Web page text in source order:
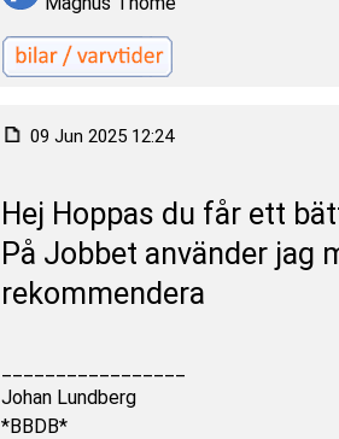
09 Jun 2025 12:24
Hej Hoppas du får ett
På Jobbet använder jag
rekommendera
Johan Lundberg
*BBDB*